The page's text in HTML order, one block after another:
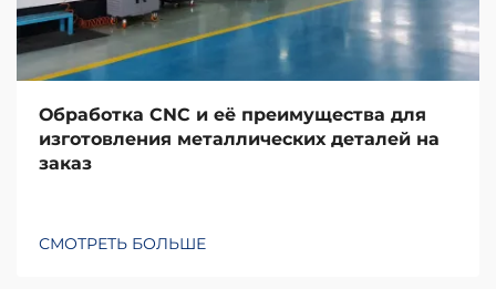
Обработка CNC и её преимущества для
изготовления металлических деталей на
заказ
СМОТРЕТЬ БОЛЬШЕ